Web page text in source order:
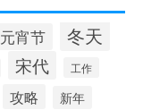
元宵节 冬天
宋代 工作
攻略 新年